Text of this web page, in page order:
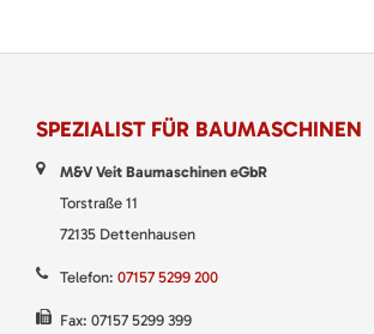
SPEZIALIST FÜR BAUMASCHINEN
M&V Veit Baumaschinen eGbR
Torstraße 11
72135 Dettenhausen
Telefon: 07157 5299 200
Fax: 07157 5299 399